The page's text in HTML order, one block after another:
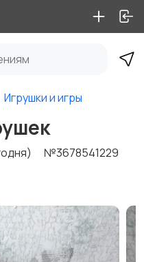
Игрушки и игры
№3678541229